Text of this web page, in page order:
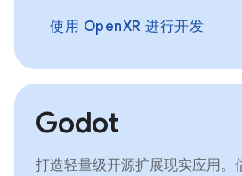
使用 OpenXR 进行开发
Godot
打造轻量级开源扩展现实应用。